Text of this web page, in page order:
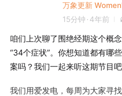
万象更新
15分钟 · 4年前
咱们上次聊了围绝经期这个概
“34个症状”。你想知道都有哪
案吗？我们一起来听这期节目吧
我们用爱发电，每周为大家寻